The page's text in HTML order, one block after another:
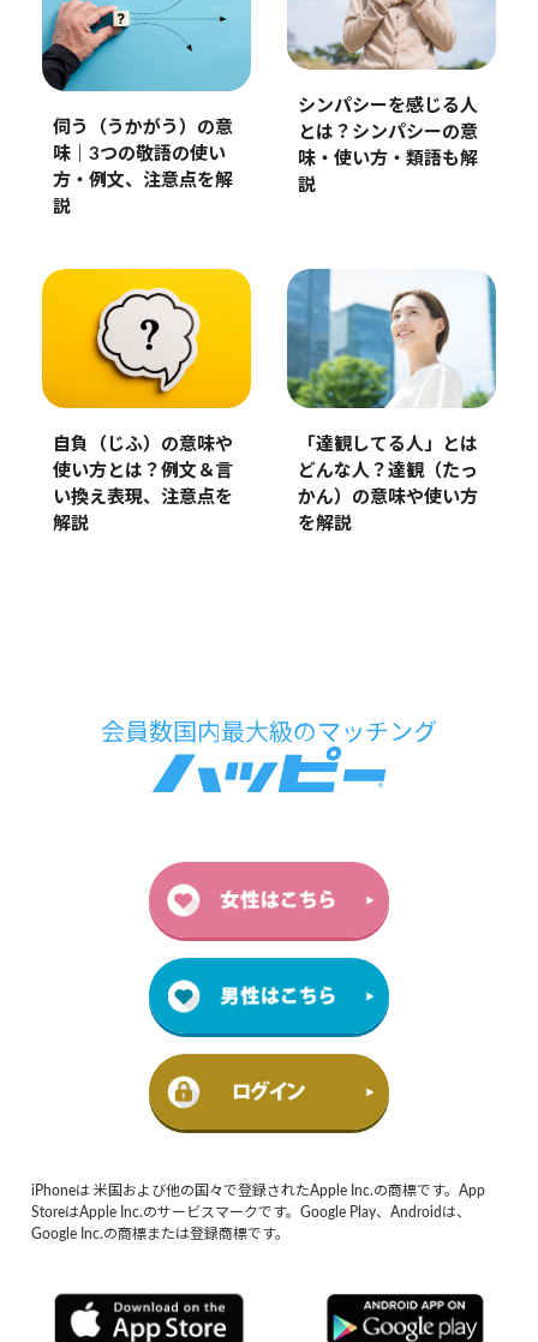
伺う（うかがう）の意
味｜3つの敬語の使い
方・例文、注意点を解
説
シンパシーを感じる人
とは？シンパシーの意
味・使い方・類語も解
説
自負（じふ）の意味や
使い方とは？例文＆言
い換え表現、注意点を
解説
「達観してる人」とは
どんな人？達観（たっ
かん）の意味や使い方
を解説
iPhoneは 米国および他の国々で登録されたApple Inc.の商標です。App
StoreはApple Inc.のサービスマークです。Google Play、Androidは、
Google Inc.の商標または登録商標です。